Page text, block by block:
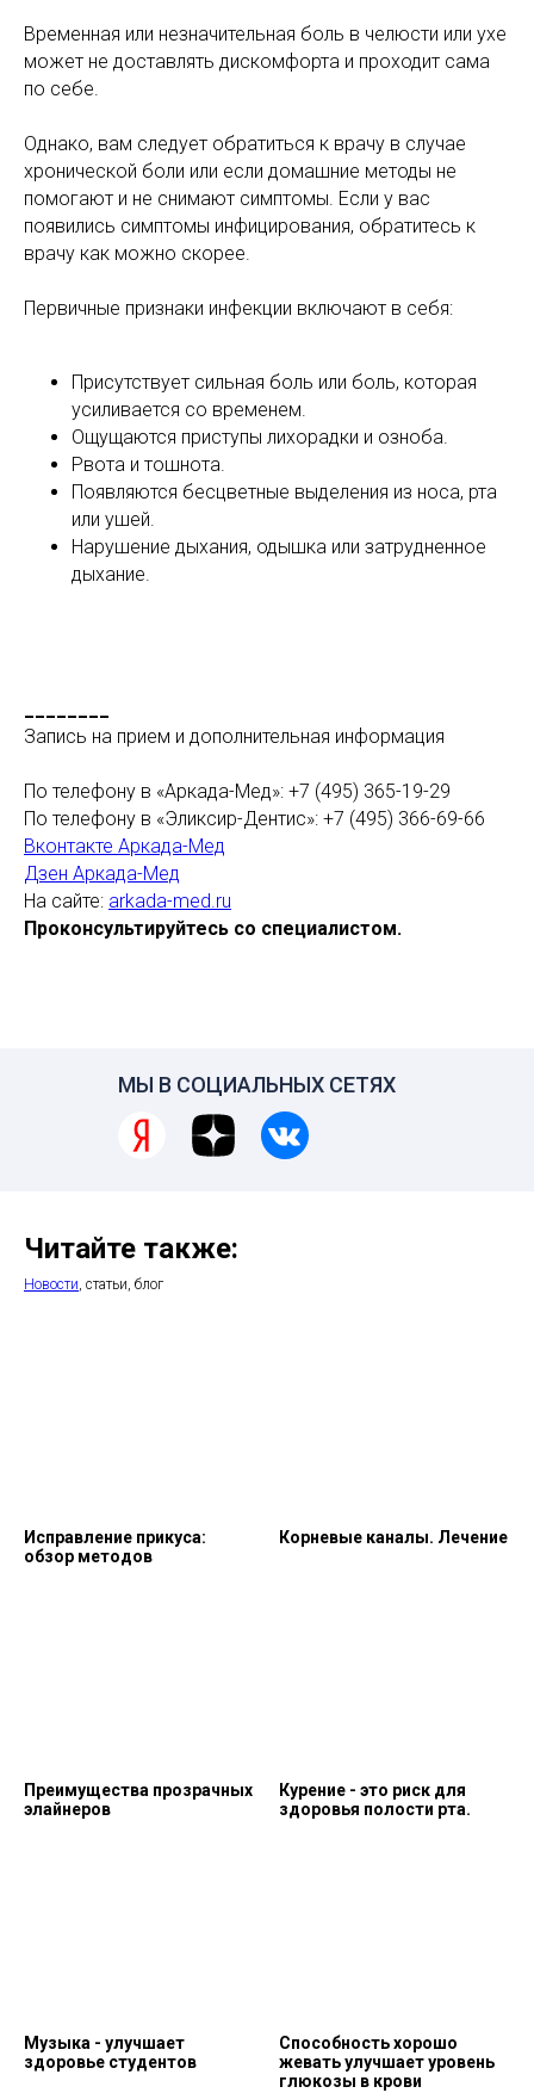
Временная или незначительная боль в челюсти или ухе
может не доставлять дискомфорта и проходит сама
по себе.
Однако, вам следует обратиться к врачу в случае
хронической боли или если домашние методы не
помогают и не снимают симптомы. Если у вас
появились симптомы инфицирования, обратитесь к
врачу как можно скорее.
Первичные признаки инфекции включают в себя:
Присутствует сильная боль или боль, которая
усиливается со временем.
Ощущаются приступы лихорадки и озноба.
Рвота и тошнота.
Появляются бесцветные выделения из носа, рта
или ушей.
Нарушение дыхания, одышка или затрудненное
дыхание.
Запись на прием и дополнительная информация
По телефону в «Аркада-Мед»: +7 (495) 365-19-29
По телефону в «Эликсир-Дентис»: +7 (495) 366-69-66
Вконтакте Аркада-Мед
Дзен Аркада-Мед
На сайте: arkada-med.ru
Проконсультируйтесь со специалистом.
МЫ В СОЦИАЛЬНЫХ СЕТЯХ
Читайте также:
Новости, статьи, блог
Исправление прикуса:
обзор методов
Корневые каналы. Лечение
Преимущества прозрачных
элайнеров
Курение - это риск для
здоровья полости рта.
Музыка - улучшает
здоровье студентов
Способность хорошо
жевать улучшает уровень
глюкозы в крови